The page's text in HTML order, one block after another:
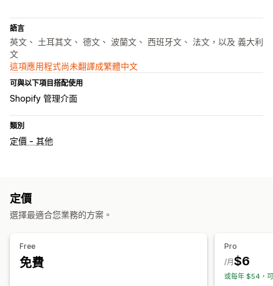
語言
英文、 土耳其文、 德文、 波蘭文、 西班牙文、 法文，以及 義大利
文
這項應用程式尚未翻譯成繁體中文
可與以下項目搭配使用
Shopify 管理介面
類別
定價 - 其他
定價
選擇最適合您業務的方案。
Free
免費
Pro
$6
/月
或每年 $54，